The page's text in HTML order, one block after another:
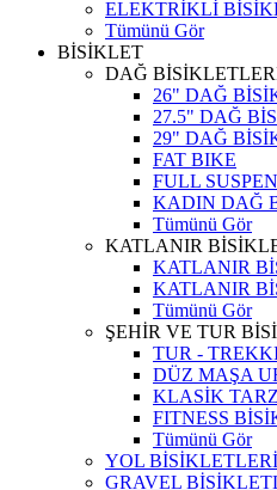
ELEKTRİKLİ
Tümünü Gör
BİSİKLET
DAĞ
26" DAĞ
27.5" DAĞ
29" DAĞ
FAT BIKE
FULL
KADIN DAĞ
Tümünü Gör
KATLANIR
KATLANIR
KATLANIR
Tümünü Gör
ŞEHİR VE TUR
TUR -
DÜZ MAŞA
KLASİK
FITNESS
Tümünü Gör
YOL BİSİKLETLERİ
GRAVEL